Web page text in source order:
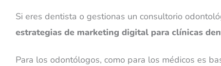
Si eres dentista o gestionas un consultorio
estrategias de marketing digital para clínicas
Para los odontólogos, como para los médicos es